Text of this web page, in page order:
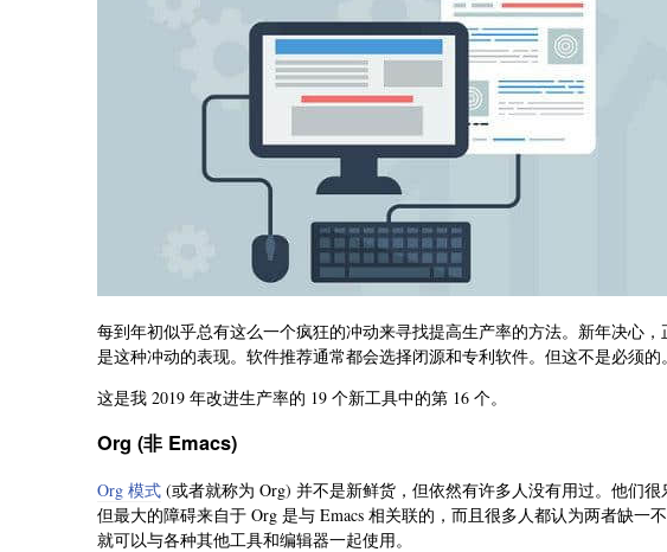
每到年初似乎总有这么一个疯狂的冲动来寻找提高生产率的方法。新年决心
是这种冲动的表现。软件推荐通常都会选择闭源和专利软件。但这不是必须的。
这是我 2019 年改进生产率的 19 个新工具中的第 16 个。
Org (非 Emacs)
Org 模式 (或者就称为 Org) 并不是新鲜货，但依然有许多人没有用过。他们很
但最大的障碍来自于 Org 是与 Emacs 相关联的，而且很多人都认为两者缺一
就可以与各种其他工具和编辑器一起使用。